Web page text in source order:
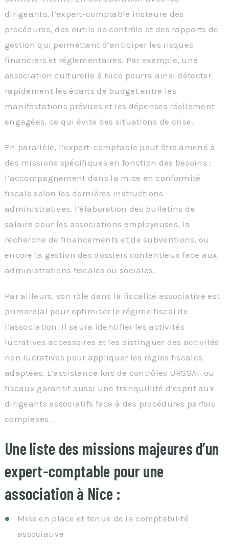
dirigeants, l’expert-comptable instaure des
procédures, des outils de contrôle et des rapports de
gestion qui permettent d’anticiper les risques
financiers et réglementaires. Par exemple, une
association culturelle à Nice pourra ainsi détecter
rapidement les écarts de budget entre les
manifestations prévues et les dépenses réellement
engagées, ce qui évite des situations de crise.
En parallèle, l’expert-comptable peut être amené à
des missions spécifiques en fonction des besoins :
l’accompagnement dans la mise en conformité
fiscale selon les dernières instructions
administratives, l’élaboration des bulletins de
salaire pour les associations employeuses, la
recherche de financements et de subventions, ou
encore la gestion des dossiers contentieux face aux
administrations fiscales ou sociales.
Par ailleurs, son rôle dans la fiscalité associative est
primordial pour optimiser le régime fiscal de
l’association. Il saura identifier les activités
lucratives accessoires et les distinguer des activités
non lucratives pour appliquer les règles fiscales
adaptées. L’assistance lors de contrôles URSSAF ou
fiscaux garantit aussi une tranquillité d’esprit aux
dirigeants associatifs face à des procédures parfois
complexes.
Une liste des missions majeures d’un
expert-comptable pour une
association à Nice :
Mise en place et tenue de la comptabilité
associative